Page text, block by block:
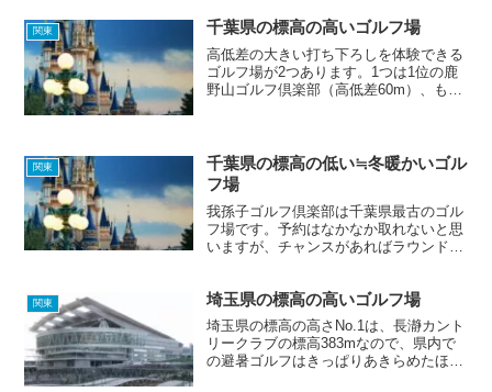
関東 千葉県の標高の高いゴルフ場
高低差の大きい打ち下ろしを体験できる
ゴルフ場が2つあります。1つは1位の鹿
野山ゴルフ倶楽部（高低差60m）、もう
バンカーがあな...
関東
千葉県の標高の低い≒冬暖かいゴル
フ場
我孫子ゴルフ倶楽部は千葉県最古のゴル
フ場です。予約はなかなか取れないと思
いますが、チャンスがあればラウンドし
関東 埼玉県の標高の高いゴルフ場
埼玉県の標高の高さNo.1は、長瀞カント
リークラブの標高383mなので、県内で
の避暑ゴルフはきっぱりあきらめたほう